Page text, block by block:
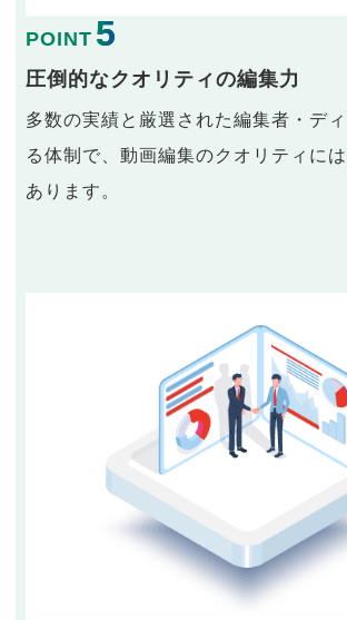
POINT 5
圧倒的なクオリティの編集力
多数の実績と厳選された編集者・デ
る体制で、動画編集のクオリティに
あります。